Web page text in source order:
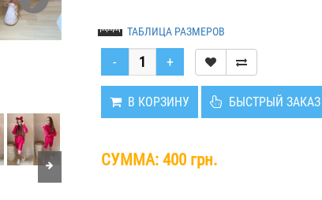
ТАБЛИЦА РАЗМЕРОВ
В КОРЗИНУ БЫСТРЫЙ ЗАКАЗ
СУММА: 400 грн.